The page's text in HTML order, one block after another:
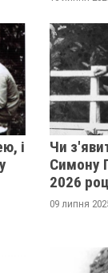
і
Чи
Симону
2026
09 липня